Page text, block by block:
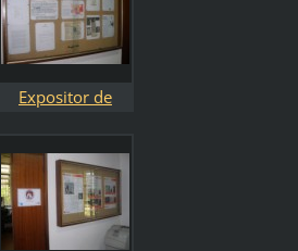
Expositor de
reconhecimentos